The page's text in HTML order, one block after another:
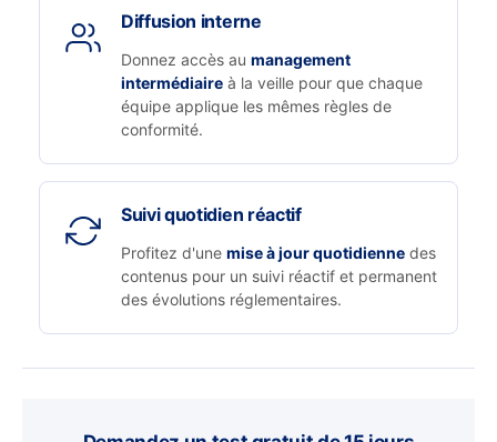
Diffusion interne
Donnez accès au management
intermédiaire à la veille pour que chaque
équipe applique les mêmes règles de
conformité.
Suivi quotidien réactif
Profitez d'une mise à jour quotidienne des
contenus pour un suivi réactif et permanent
des évolutions réglementaires.